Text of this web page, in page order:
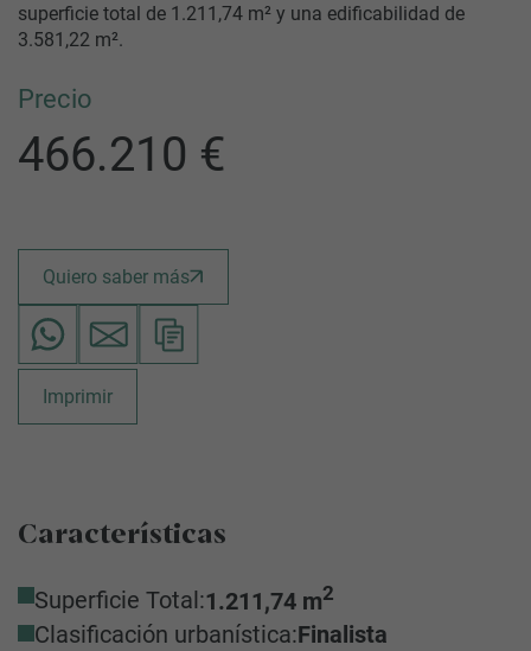
superficie total de 1.211,74 m² y una edificabilidad de
3.581,22 m².
Precio
466.210 €
Quiero saber más
Imprimir
Características
Superficie Total:1.211,74 m2
Clasificación urbanística:Finalista